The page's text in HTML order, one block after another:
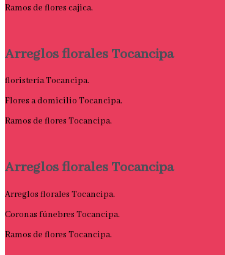
Ramos de flores cajica.
Arreglos florales Tocancipa
floristería Tocancipa.
Flores a domicilio Tocancipa.
Ramos de flores Tocancipa.
Arreglos florales Tocancipa
Arreglos florales Tocancipa.
Coronas fúnebres Tocancipa.
Ramos de flores Tocancipa.